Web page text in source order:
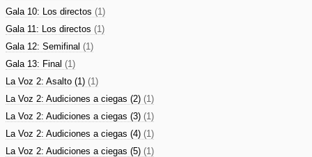
Gala 10: Los directos (1)
Gala 11: Los directos (1)
Gala 12: Semifinal (1)
Gala 13: Final (1)
La Voz 2: Asalto (1) (1)
La Voz 2: Audiciones a ciegas (2) (1)
La Voz 2: Audiciones a ciegas (3) (1)
La Voz 2: Audiciones a ciegas (4) (1)
La Voz 2: Audiciones a ciegas (5) (1)